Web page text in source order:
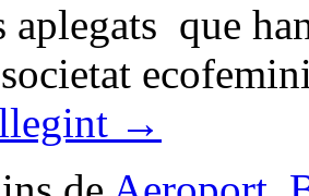
que
→